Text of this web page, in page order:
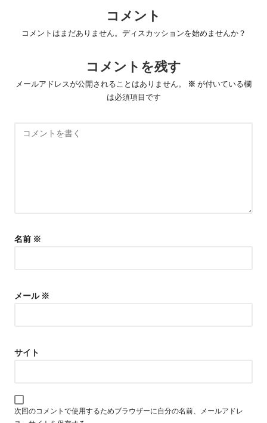
ゲ
ョ
コメント
コメントはまだありません。ディスカッションを始めませんか？
コメントを残す
メールアドレスが公開されることはありません。 ※ が付いている欄
は必須項目です
名前 ※
メール ※
サイト
次回のコメントで使用するためブラウザーに自分の名前、メールアドレ